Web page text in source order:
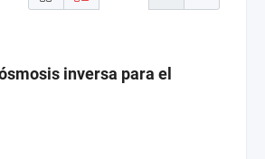
inversa para el